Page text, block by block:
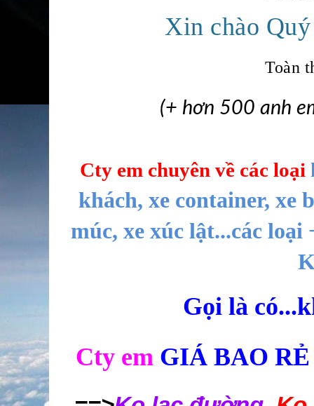
Xin chào
Toàn
(+ hơn 500 anh
Cty em chuyên về các loại
khách, xe container, xe
múc, xe xúc lật...các
Gọi là
Cty em GIÁ BAO RẺ